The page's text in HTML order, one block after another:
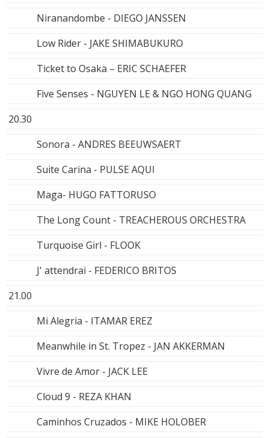
Niranandombe - DIEGO JANSSEN
Low Rider - JAKE SHIMABUKURO
Ticket to Osaka – ERIC SCHAEFER
Five Senses - NGUYEN LE & NGO HONG QUANG
20.30
Sonora - ANDRES BEEUWSAERT
Suite Carina - PULSE AQUI
Maga- HUGO FATTORUSO
The Long Count - TREACHEROUS ORCHESTRA
Turquoise Girl - FLOOK
J' attendrai - FEDERICO BRITOS
21.00
Mi Alegria - ITAMAR EREZ
Meanwhile in St. Tropez - JAN AKKERMAN
Vivre de Amor - JACK LEE
Cloud 9 - REZA KHAN
Caminhos Cruzados - MIKE HOLOBER